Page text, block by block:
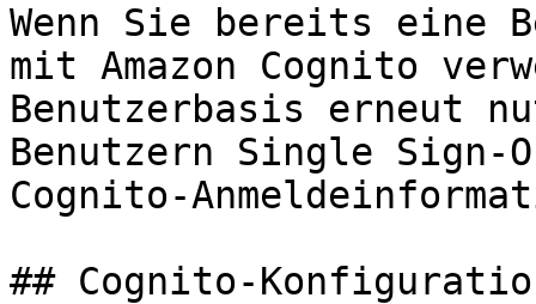
Wenn Sie bereits eine
mit Amazon Cognito
Benutzerbasis erneut
Benutzern Single Sign-
Cognito-
## Cognito-